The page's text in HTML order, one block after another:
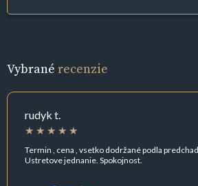
Vybrané recenzie
rudyk t.
Termin , cena , vsetko dodržané podla
Ustretove jednanie. Spokojnost.